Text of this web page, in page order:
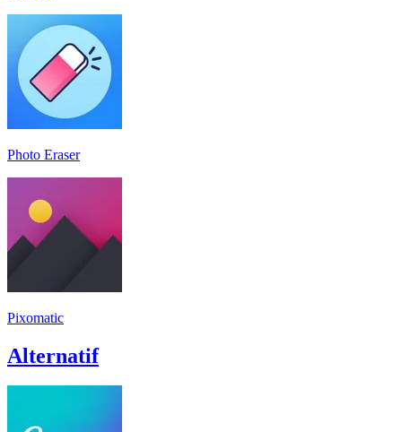
Photo Eraser
Pixomatic
Alternatif